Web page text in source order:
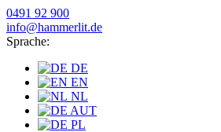
0491 92 900
info@hammerlit.de
Sprache:
DE
EN
NL
AUT
PL